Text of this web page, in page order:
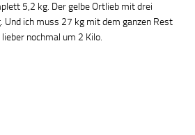
5,2 kg. Der gelbe Ortlieb mit drei
Und ich muss 27 kg mit dem ganzen Rest
nochmal um 2 Kilo.